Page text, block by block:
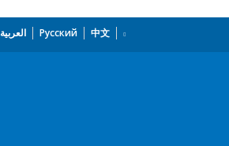
العربية Русский 中文